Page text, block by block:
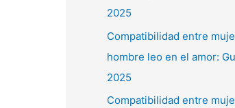
2025
Compatibilidad entre
hombre leo en el amor:
2025
Compatibilidad entre